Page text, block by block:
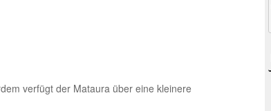
verfügt der Mataura über eine kleinere